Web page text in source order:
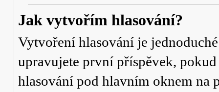
Jak vytvořím hlasování?
Vytvoření hlasování je
upravujete první příspěvek,
hlasování pod hlavním oknem na